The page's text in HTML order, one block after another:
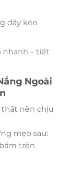
dây kéo
nhanh – tiết
Ngoài
thất nên chịu
mẹo sau:
trên